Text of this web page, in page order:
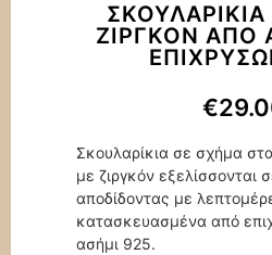
ΖΙΡΓΚΌΝ ΑΠΌ
€
Σκουλαρίκια σε σχήμα
με ζιργκόν εξελίσσονται
αποδίδοντας με
κατασκευασμένα από
ασήμι 925.